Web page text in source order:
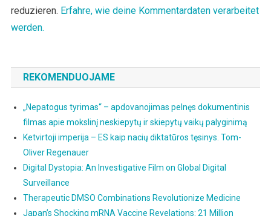
reduzieren. Erfahre, wie deine Kommentardaten verarbeitet
werden.
REKOMENDUOJAME
„Nepatogus tyrimas“ – apdovanojimas pelnęs dokumentinis
filmas apie mokslinį neskiepytų ir skiepytų vaikų palyginimą
Ketvirtoji imperija – ES kaip nacių diktatūros tęsinys. Tom-
Oliver Regenauer
Digital Dystopia: An Investigative Film on Global Digital
Surveillance
Therapeutic DMSO Combinations Revolutionize Medicine
Japan’s Shocking mRNA Vaccine Revelations: 21 Million